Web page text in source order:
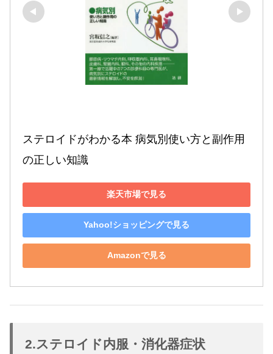
ステロイドがわかる本 病気別使い方と副作用
の正しい知識
楽天市場で見る
Yahoo!ショッピングで見る
Amazonで見る
2.ステロイド内服・消化器症状